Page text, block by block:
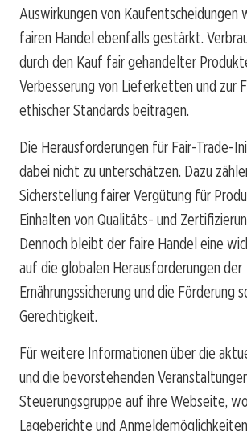
Auswirkungen von Kaufentscheidungen
fairen Handel ebenfalls gestärkt.
durch den Kauf fair gehandelter
Verbesserung von Lieferketten und zur
ethischer Standards beitragen.
Die Herausforderungen für Fair-Trade-
dabei nicht zu unterschätzen. Dazu
Sicherstellung fairer Vergütung für
Einhalten von Qualitäts- und
Dennoch bleibt der faire Handel eine
auf die globalen Herausforderungen der
Ernährungssicherung und die Förderung
Gerechtigkeit.
Für weitere Informationen über die
und die bevorstehenden
Steuerungsgruppe auf ihre Webseite,
Lageberichte und